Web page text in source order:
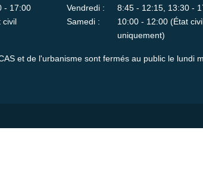
- 17:00
Vendredi :
8:45 - 12:15, 13:30 -
Samedi :
10:00 - 12:00 (État civil
uniquement)
et de l'urbanisme sont fermés au public le lundi